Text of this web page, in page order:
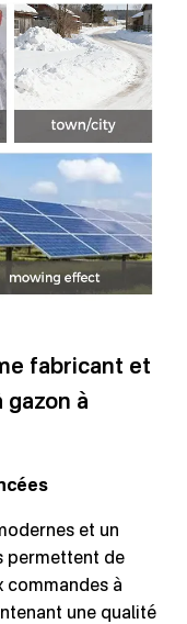
fabricant et
à
et un
permettent de
commandes à
une qualité